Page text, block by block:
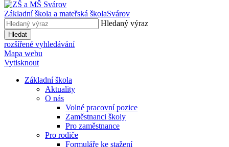
Základní škola a mateřská školaSvárov
Hledaný výraz
Hledat
rozšířené vyhledávání
Mapa webu
Vytisknout
Základní škola
Aktuality
O nás
Volné pracovní pozice
Zaměstnanci školy
Pro zaměstnance
Pro rodiče
Formuláře ke stažení